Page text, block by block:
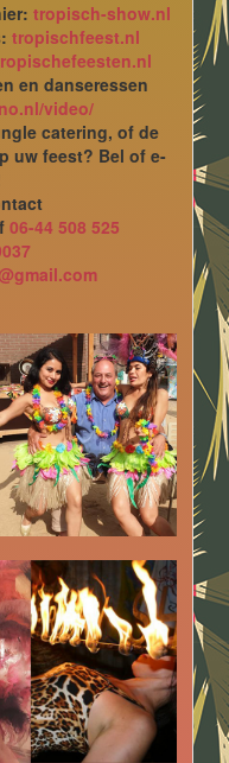
tropisch-show.nl
tropischfeest.nl
en danseressen
video/
catering, of de
uw feest? Bel of e-
06-44 508 525